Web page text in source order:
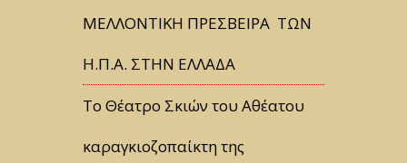
ΜΕΛΛΟΝΤΙΚΗ ΠΡΕΣΒΕΙΡΑ ΤΩΝ
Η.Π.Α. ΣΤΗΝ ΕΛΛΑΔΑ
Tο Θέατρο Σκιών του Αθέατου
καραγκιοζοπαίκτη της